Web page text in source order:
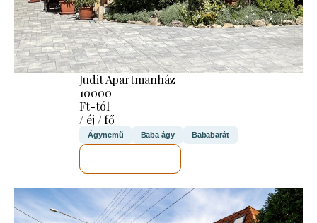
Judit Apartmanház
10000
Ft-tól
/ éj / fő
Ágynemű Baba ágy Bababarát